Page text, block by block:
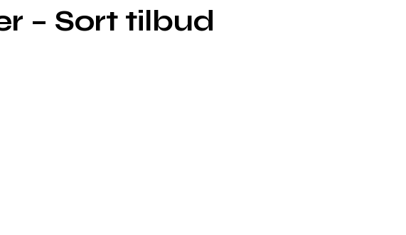
– Sort tilbud